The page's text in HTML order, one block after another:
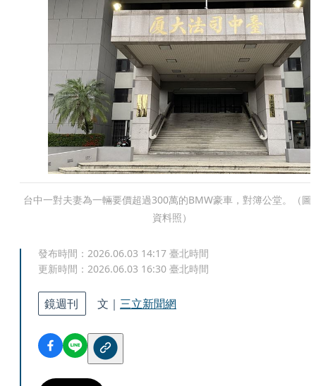
台中一對夫妻為一輛要價超過300萬的BMW豪車，對簿公堂。（圖
資料照）
發布時間： 2026.06.03 14:17 臺北時間
更新時間： 2026.06.03 16:30 臺北時間
鏡週刊 文｜ 三立新聞網